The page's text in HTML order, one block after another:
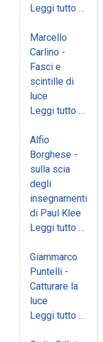
Leggi tutto …
Marcello
Carlino -
Fasci e
scintille di
luce
Leggi tutto …
Alfio
Borghese -
sulla scia
degli
insegnamenti
di Paul Klee
Leggi tutto …
Giammarco
Puntelli -
Catturare la
luce
Leggi tutto …